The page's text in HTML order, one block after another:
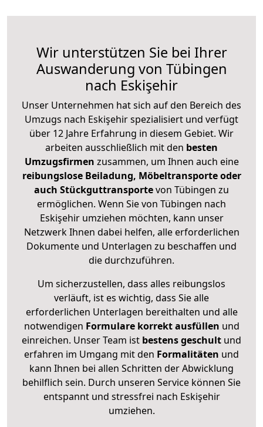
Wir unterstützen Sie bei Ihrer
Auswanderung von Tübingen
nach Eskişehir
Unser Unternehmen hat sich auf den Bereich des
Umzugs nach Eskişehir spezialisiert und verfügt
über 12 Jahre Erfahrung in diesem Gebiet. Wir
arbeiten ausschließlich mit den besten
Umzugsfirmen zusammen, um Ihnen auch eine
reibungslose Beiladung, Möbeltransporte oder
auch Stückguttransportevon Tübingen zu
ermöglichen. Wenn Sie von Tübingen nach
Eskişehir umziehen möchten, kann unser
Netzwerk Ihnen dabei helfen, alle erforderlichen
Dokumente und Unterlagen zu beschaffen und
die durchzuführen.
Um sicherzustellen, dass alles reibungslos
verläuft, ist es wichtig, dass Sie alle
erforderlichen Unterlagen bereithalten und alle
notwendigen Formulare korrekt ausfüllen und
einreichen. Unser Team ist bestens geschult und
erfahren im Umgang mit den Formalitäten und
kann Ihnen bei allen Schritten der Abwicklung
behilflich sein. Durch unseren Service können Sie
entspannt und stressfrei nach Eskişehir
umziehen.